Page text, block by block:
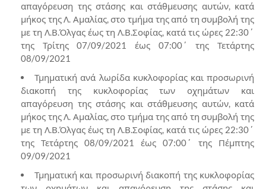
απαγόρευση της στάσης και στάθμευσης αυτών, κατά
μήκος της Λ. Αμαλίας, στο τμήμα της από τη συμβολή της
με τη Λ.Β.Όλγας έως τη Λ.Β.Σοφίας, κατά τις ώρες 22:30΄
της Τρίτης 07/09/2021 έως 07:00΄ της Τετάρτης
08/09/2021
Τμηματική ανά λωρίδα κυκλοφορίας και προσωρινή
διακοπή της κυκλοφορίας των οχημάτων και
απαγόρευση της στάσης και στάθμευσης αυτών, κατά
μήκος της Λ. Αμαλίας, στο τμήμα της από τη συμβολή της
με τη Λ.Β.Όλγας έως τη Λ.Β.Σοφίας, κατά τις ώρες 22:30΄
της Τετάρτης 08/09/2021 έως 07:00΄ της Πέμπτης
09/09/2021
Τμηματική και προσωρινή διακοπή της κυκλοφορίας